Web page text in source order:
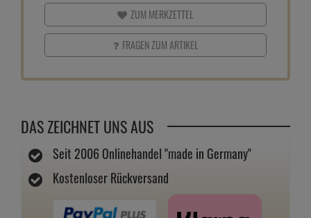
ZUM MERKZETTEL
FRAGEN ZUM ARTIKEL
DAS ZEICHNET UNS AUS
Seit 2006 Onlinehandel "made in Germany"
Kostenloser Rückversand